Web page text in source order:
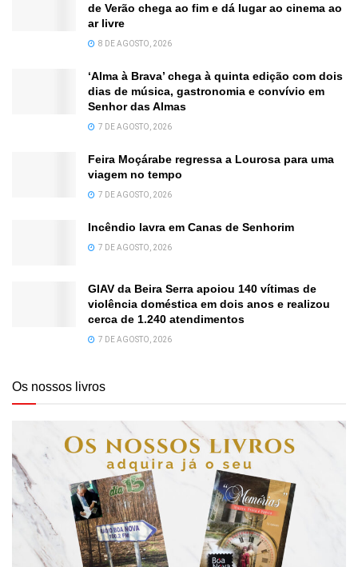
de Verão chega ao fim e dá lugar ao cinema ao
ar livre
8 DE AGOSTO, 2026
‘Alma à Brava’ chega à quinta edição com dois
dias de música, gastronomia e convívio em
Senhor das Almas
7 DE AGOSTO, 2026
Feira Moçárabe regressa a Lourosa para uma
viagem no tempo
7 DE AGOSTO, 2026
Incêndio lavra em Canas de Senhorim
7 DE AGOSTO, 2026
GIAV da Beira Serra apoiou 140 vítimas de
violência doméstica em dois anos e realizou
cerca de 1.240 atendimentos
7 DE AGOSTO, 2026
Os nossos livros